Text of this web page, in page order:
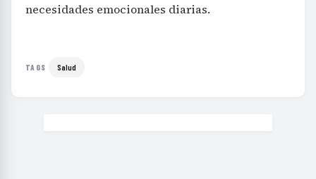
necesidades emocionales diarias.
TAGS Salud